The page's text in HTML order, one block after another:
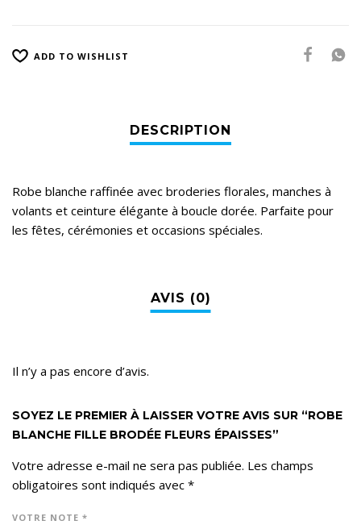
ADD TO WISHLIST
Robe blanche raffinée avec broderies florales, manches à
volants et ceinture élégante à boucle dorée. Parfaite pour
les fêtes, cérémonies et occasions spéciales.
Il n’y a pas encore d’avis.
SOYEZ LE PREMIER À LAISSER VOTRE AVIS SUR “ROBE
BLANCHE FILLE BRODÉE FLEURS ÉPAISSES”
Votre adresse e-mail ne sera pas publiée. Les champs
obligatoires sont indiqués avec *
VOTRE NOTE *